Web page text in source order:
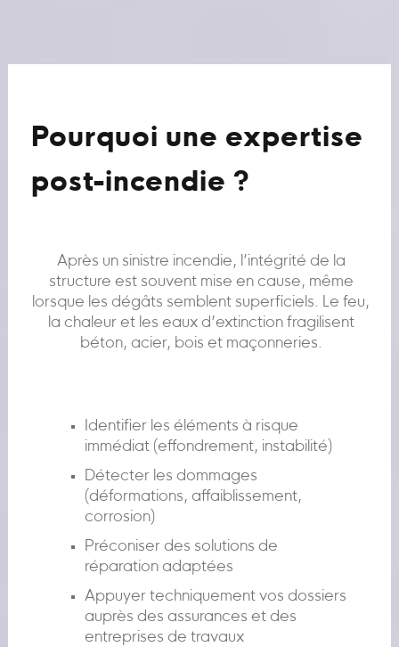
Pourquoi une expertise
post-incendie ?
Après un sinistre incendie, l’intégrité de la
structure est souvent mise en cause, même
lorsque les dégâts semblent superficiels. Le feu,
la chaleur et les eaux d’extinction fragilisent
béton, acier, bois et maçonneries.
Identifier les éléments à risque
immédiat (effondrement, instabilité)
Détecter les dommages
(déformations, affaiblissement,
corrosion)
Préconiser des solutions de
réparation adaptées
Appuyer techniquement vos dossiers
auprès des assurances et des
entreprises de travaux